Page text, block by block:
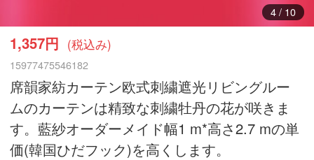
5/ 10
1,357円 (税込み)
15977475546182
席韻家紡カーテン欧式刺繍遮光リビングルー
ムのカーテンは精致な刺繍牡丹の花が咲きま
す。藍紗オーダーメイド幅1 m*高さ2.7 mの単
価(韓国ひだフック)を高くします。